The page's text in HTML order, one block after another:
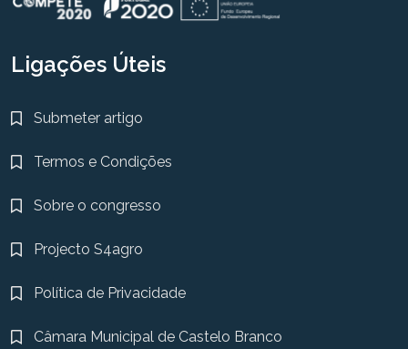
Ligações Úteis
Submeter artigo
Termos e Condições
Sobre o congresso
Projecto S4agro
Política de Privacidade
Câmara Municipal de Castelo Branco